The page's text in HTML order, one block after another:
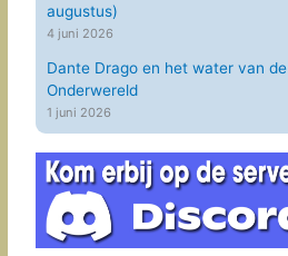
augustus)
4 juni 2026
Dante Drago en het water van de
Onderwereld
1 juni 2026